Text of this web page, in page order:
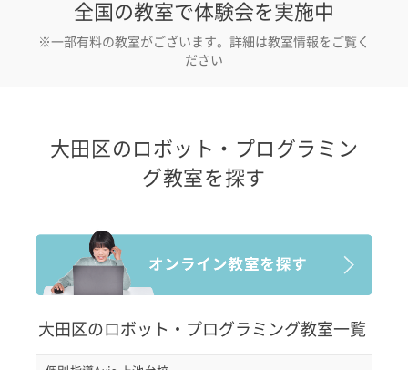
全国の教室で体験会を実施中
※一部有料の教室がございます。詳細は教室情報をご覧く
ださい
大田区のロボット・プログラミン
グ教室を探す
大田区のロボット・プログラミング教室一覧